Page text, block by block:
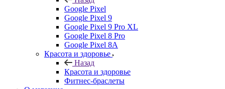
Google Pixel
Google Pixel 9
Google Pixel 9 Pro XL
Google Pixel 8 Pro
Google Pixel 8A
Красота и здоровье
Назад
Красота и здоровье
Фитнес-браслеты